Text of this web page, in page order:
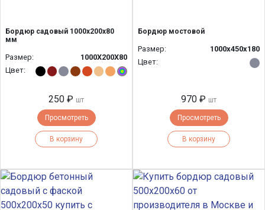
Бордюр садовый 1000х200х80
мм
Размер:
1000Х200Х80
Цвет:
250 ₽ шт
Просмотреть
В корзину
Бордюр мостовой
Размер:
1000х450х180
Цвет:
970 ₽ шт
Просмотреть
В корзину